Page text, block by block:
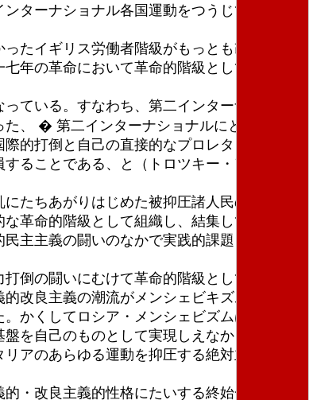
ターナショナル各国運動をつうじて階級と
たイギリス労働者階級がもっとも改良主義
年の革命において革命的階級として結集し
ている。すなわち、第二インターナショナ
、 � 第二インターナショナルにとってかわ
的打倒と自己の直接的なプロレタリア革命
ることである、と（トロツキー・アンソロ
たちあがりはじめた被抑圧諸人民の闘いの
革命的階級として組織し、結集してゆくこ
主主義の闘いのなかで実践的課題として直
倒の闘いにむけて革命的階級として組織
改良主義の潮流がメンシェビキズムとして
かくしてロシア・メンシェビズムは、西ヨ
を自己のものとして実現しえなかった。プ
アのあらゆる運動を抑圧する絶対主義ロシ
・改良主義的性格にたいする終始一貫した